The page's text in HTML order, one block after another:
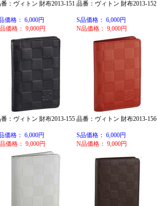
：ヴィトン 財布2013-151
価格： 6,000円
価格： 9,000円
品番：ヴィトン 財布2013-152
S品価格： 6,000円
N品価格： 9,000円
：ヴィトン 財布2013-155
価格： 6,000円
価格： 9,000円
品番：ヴィトン 財布2013-156
S品価格： 6,000円
N品価格： 9,000円